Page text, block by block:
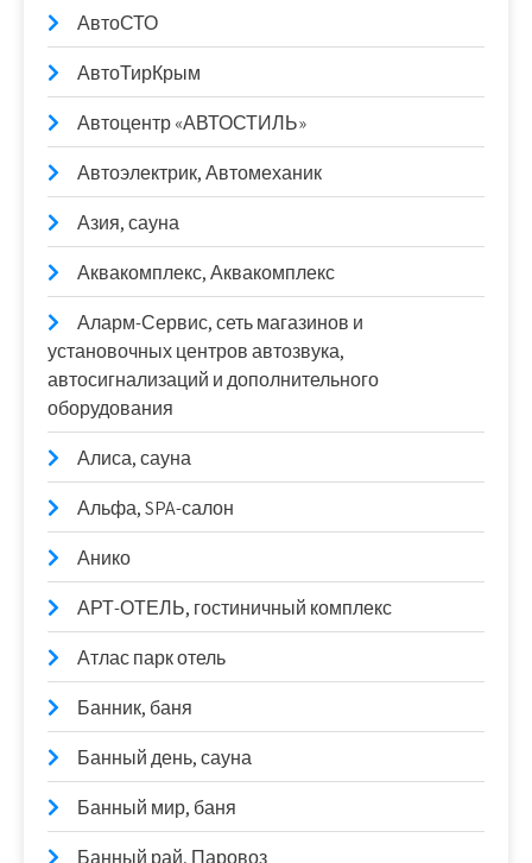
АвтоСТО
АвтоТирКрым
Автоцентр «АВТОСТИЛЬ»
Автоэлектрик, Автомеханик
Азия, сауна
Аквакомплекс, Аквакомплекс
Аларм-Сервис, сеть магазинов и
установочных центров автозвука,
автосигнализаций и дополнительного
оборудования
Алиса, сауна
Альфа, SPA-салон
Анико
АРТ-ОТЕЛЬ, гостиничный комплекс
Атлас парк отель
Банник, баня
Банный день, сауна
Банный мир, баня
Банный рай, Паровоз